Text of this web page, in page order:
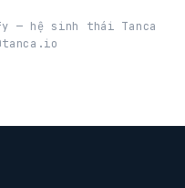
— hệ sinh thái Tanca